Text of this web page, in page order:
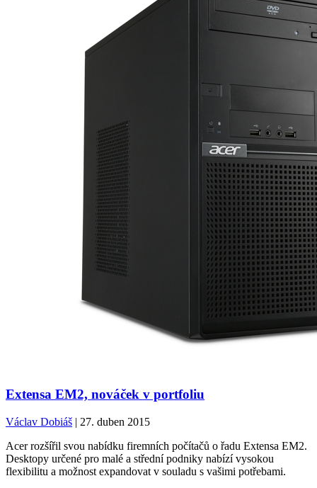
Extensa EM2, nováček v portfoliu
Václav Dobiáš | 27. duben 2015
Acer rozšířil svou nabídku firemních počítačů o řadu Extensa EM2.
Desktopy určené pro malé a střední podniky nabízí vysokou
flexibilitu a možnost expandovat v souladu s vašimi potřebami.